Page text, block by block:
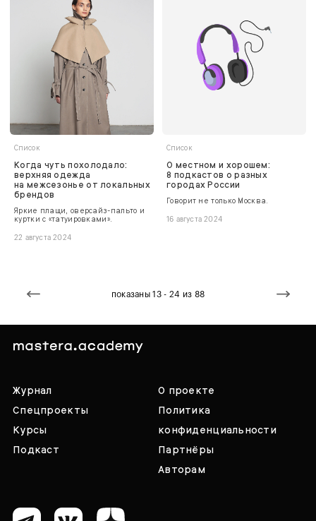
Список
Когда чуть похолодало:
верхняя одежда
на межсезонье от локальных
брендов
Яркие плащи, оверсайз-пальто и
куртки с «татуировками».
22 августа 2024
Список
О местном и хорошем:
8 подкастов о разных
городах России
Говорит не только Москва.
16 августа 2024
показаны 13 - 24 из 88
Журнал
Спецпроекты
Курсы
Подкаст
О проекте
Политика
конфиденциальности
Партнёры
Авторам